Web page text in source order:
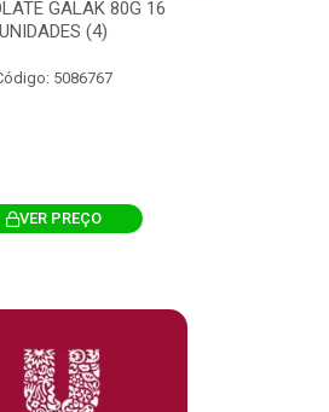
GALAK 80G 16
UNIDADES (4)
5086767
VER PREÇO